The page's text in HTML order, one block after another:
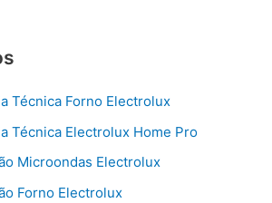
Técnica Forno Electrolux
Técnica Electrolux Home Pro
Microondas Electrolux
Forno Electrolux